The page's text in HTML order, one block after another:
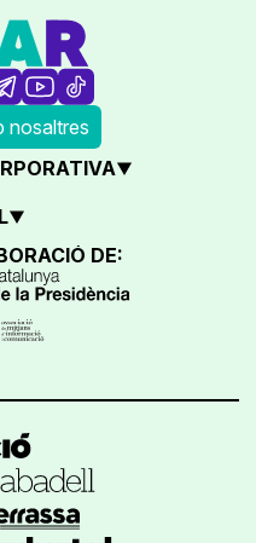
nosaltres
DE: